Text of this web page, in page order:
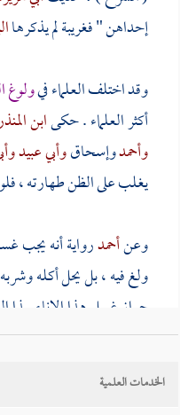
إحداهن " فغريبة لم يذكرها
وقد اختلف العلماء فيولوغ
أكثر العلماء . حكىابن
وأحمدوإسحاقوأبي عبيد
يغلب على الظن طهارته ،
وعنأحمدرواية أنه يجب
ولغ فيه ، بل يحل أكله
جواز غسل هذا الإناء بهذا
عروةعنأبي الزنادعن
وبالقياس على سائر النجاسات .
الخدمات العلمية